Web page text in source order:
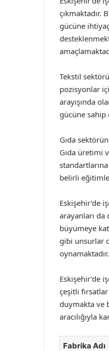
çıkmaktadır.
gücüne
Tekstil
pozisyonlar
arayışında
gücüne sahip
Gıda
Gıda üretimi
belirli
Eskişehir’de
arayanları
büyümeye
gibi unsurlar
oynamaktadır.
Eskişehir’de
çeşitli
duymakta ve
aracılığıyla
Fabrika Adı